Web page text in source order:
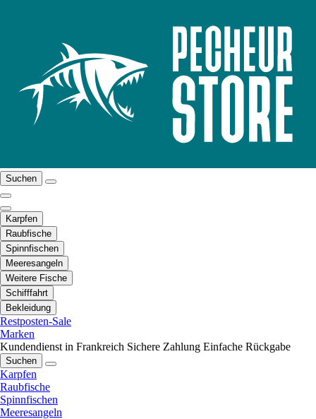
Suchen
Karpfen
Raubfische
Spinnfischen
Meeresangeln
Weitere Fische
Schifffahrt
Bekleidung
Restposten-Sale
Marken
Kundendienst in Frankreich Sichere Zahlung Einfache Rückgabe
Suchen
Karpfen
Raubfische
Spinnfischen
Meeresangeln